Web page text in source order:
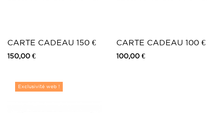
CARTE CADEAU 150 €
150,00 €
CARTE CADEAU 100 €
100,00 €
Exclusivité web !